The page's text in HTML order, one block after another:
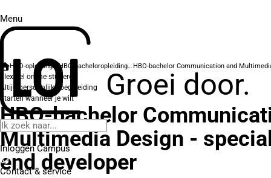
Menu
Groei door.
Inloggen Campus
Contact& service
HBO-opleidingen HBO-bacheloropleidingen
Flexibel online studeren
Altijd persoonlijke begeleiding
Starten wanneer je wilt
HBO-bachelor
Multimedia Design -
end developer